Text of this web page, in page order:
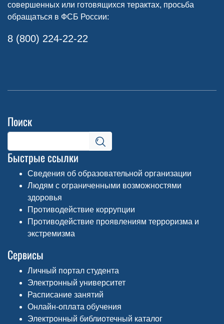
совершенных или готовящихся терактах, просьба
обращаться в ФСБ России:
8 (800) 224-22-22
Поиск
Быстрые ссылки
Сведения об образовательной организации
Людям с ограниченными возможностями
здоровья
Противодействие коррупции
Противодействие проявлениям терроризма и
экстремизма
Сервисы
Личный портал студента
Электронный университет
Расписание занятий
Онлайн-оплата обучения
Электронный библиотечный каталог